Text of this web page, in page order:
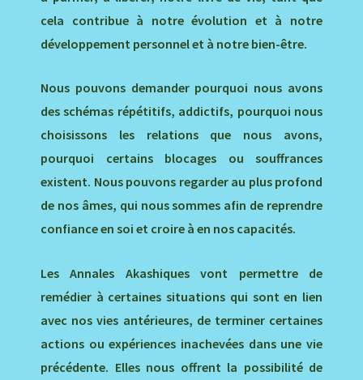
cela contribue à notre évolution et à notre
développement personnel et à notre bien-être.
Nous pouvons demander pourquoi nous avons
des schémas répétitifs, addictifs, pourquoi nous
choisissons les relations que nous avons,
pourquoi certains blocages ou souffrances
existent. Nous pouvons regarder au plus profond
de nos âmes, qui nous sommes afin de reprendre
confiance en soi et croire à en nos capacités.
Les Annales Akashiques vont permettre de
remédier à certaines situations qui sont en lien
avec nos vies antérieures, de terminer certaines
actions ou expériences inachevées dans une vie
précédente. Elles nous offrent la possibilité de